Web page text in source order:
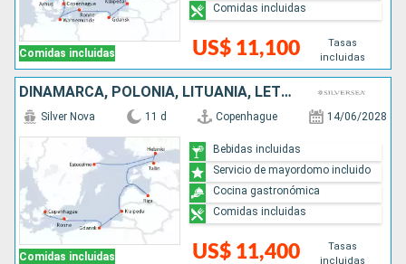
Comidas incluidas US$ 11,100
Tasas
incluidas
Comidas incluidas
DINAMARCA, POLONIA, LITUANIA, LETONIA, ESTONIA, FINLANDIA, SUECIA
Comidas incluidas
Silver Nova 11 d Copenhague 14/06/2028
US$ 11,400
Tasas
incluidas
Bebidas incluidas
Servicio de mayordomo incluido
Cocina gastronómica
Comidas incluidas